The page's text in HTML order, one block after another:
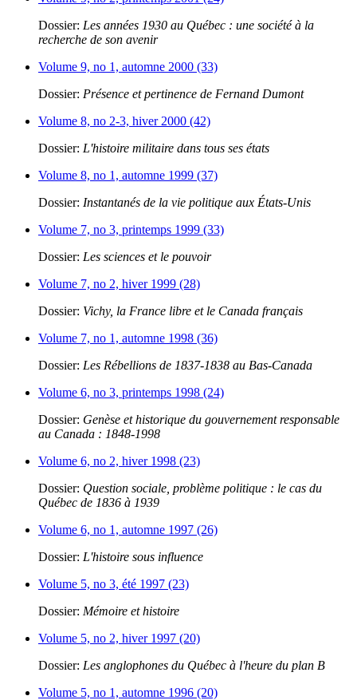
Dossier: Les années 1930 au Québec : une société à la
recherche de son avenir
Volume 9, no 1, automne 2000 (33)
Dossier: Présence et pertinence de Fernand Dumont
Volume 8, no 2-3, hiver 2000 (42)
Dossier: L'histoire militaire dans tous ses états
Volume 8, no 1, automne 1999 (37)
Dossier: Instantanés de la vie politique aux États-Unis
Volume 7, no 3, printemps 1999 (33)
Dossier: Les sciences et le pouvoir
Volume 7, no 2, hiver 1999 (28)
Dossier: Vichy, la France libre et le Canada français
Volume 7, no 1, automne 1998 (36)
Dossier: Les Rébellions de 1837-1838 au Bas-Canada
Volume 6, no 3, printemps 1998 (24)
Dossier: Genèse et historique du gouvernement responsable
au Canada : 1848-1998
Volume 6, no 2, hiver 1998 (23)
Dossier: Question sociale, problème politique : le cas du
Québec de 1836 à 1939
Volume 6, no 1, automne 1997 (26)
Dossier: L'histoire sous influence
Volume 5, no 3, été 1997 (23)
Dossier: Mémoire et histoire
Volume 5, no 2, hiver 1997 (20)
Dossier: Les anglophones du Québec à l'heure du plan B
Volume 5, no 1, automne 1996 (20)